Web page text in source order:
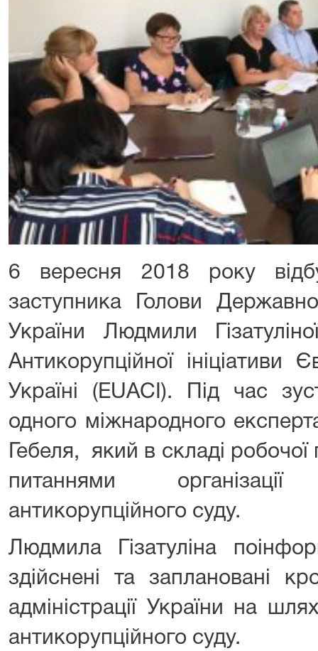
6 вересня 2018 року
заступника Голови
України Людмили
Антикорупційної
Україні (EUACI). Під час
одного міжнародного
Гебеля, який в складі
питаннями
антикорупційного суду.
Людмила Гізатуліна
здійснені та заплановані
адміністрації України на
антикорупційного суду.